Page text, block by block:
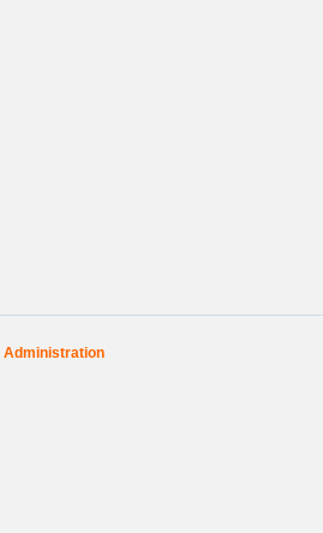
Administration